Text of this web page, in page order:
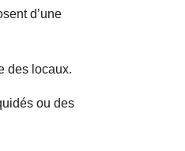
d’une
des locaux.
ou des